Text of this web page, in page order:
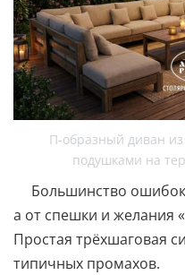
П-образный диван
подушками на
Большинство
а от спешки и желания
Простая трёхшаговая
типичных промахов.